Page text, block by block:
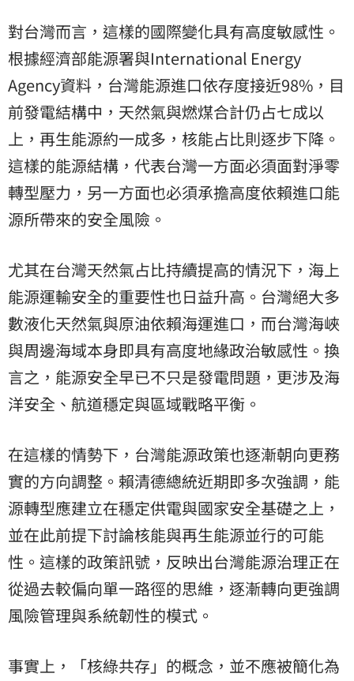
對台灣而言，這樣的國際變化具有高度敏感性。
根據經濟部能源署與International Energy
Agency資料，台灣能源進口依存度接近98%，目
前發電結構中，天然氣與燃煤合計仍占七成以
上，再生能源約一成多，核能占比則逐步下降。
這樣的能源結構，代表台灣一方面必須面對淨零
轉型壓力，另一方面也必須承擔高度依賴進口能
源所帶來的安全風險。
尤其在台灣天然氣占比持續提高的情況下，海上
能源運輸安全的重要性也日益升高。台灣絕大多
數液化天然氣與原油依賴海運進口，而台灣海峽
與周邊海域本身即具有高度地緣政治敏感性。換
言之，能源安全早已不只是發電問題，更涉及海
洋安全、航道穩定與區域戰略平衡。
在這樣的情勢下，台灣能源政策也逐漸朝向更務
實的方向調整。賴清德總統近期即多次強調，能
源轉型應建立在穩定供電與國家安全基礎之上，
並在此前提下討論核能與再生能源並行的可能
性。這樣的政策訊號，反映出台灣能源治理正在
從過去較偏向單一路徑的思維，逐漸轉向更強調
風險管理與系統韌性的模式。
事實上，「核綠共存」的概念，並不應被簡化為